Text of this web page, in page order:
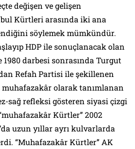
değişen ve gelişen
Kürtleri arasında iki ana
söylemek mümkündür.
HDP ile sonuçlanacak olan
darbesi sonrasında Turgut
Refah Partisi ile şekillenen
olarak tanımlanan
sağ refleksi gösteren siyasi çizgi
Kürtler” 2002
uzun yıllar ayrı kulvarlarda
“Muhafazakâr Kürtler” AK